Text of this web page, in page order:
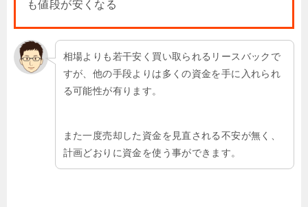
も値段が安くなる
相場よりも若干安く買い取られるリースバックで
すが、他の手段よりは多くの資金を手に入れられ
る可能性が有ります。
また一度売却した資金を見直される不安が無く、
計画どおりに資金を使う事ができます。